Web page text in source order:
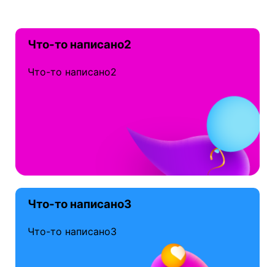
Что-то написано2
Что-то написано2
Что-то написано3
Что-то написано3